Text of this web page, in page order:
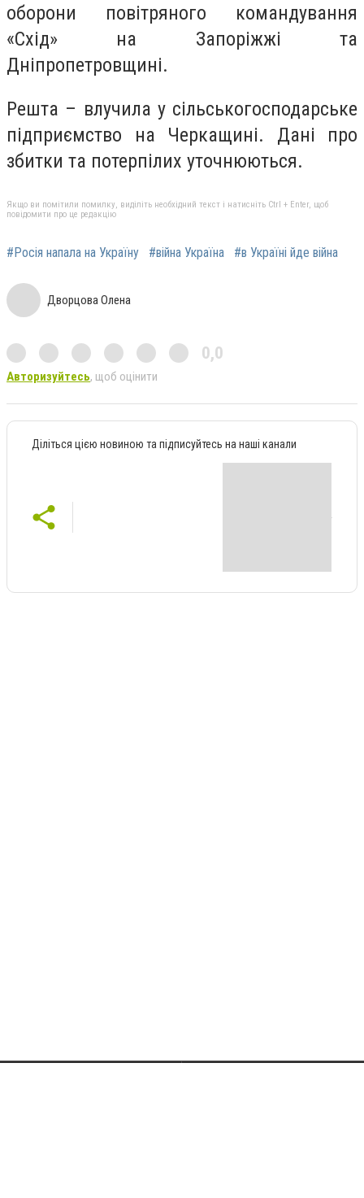
оборони повітряного командування
«Схід» на Запоріжжі та
Дніпропетровщині.
Решта – влучила у сільськогосподарське
підприємство на Черкащині. Дані про
збитки та потерпілих уточнюються.
Якщо ви помітили помилку, виділіть необхідний текст і натисніть Ctrl + Enter, щоб
повідомити про це редакцію
#Росія напала на Україну #війна Україна #в Україні йде війна
Дворцова Олена
0,0
Авторизуйтесь, щоб оцінити
Діліться цією новиною та підписуйтесь на наші канали